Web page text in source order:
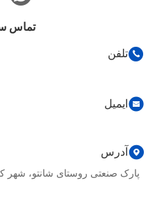
تماس
تلفن
ایمیل
آدرس
پارک صنعتی روستای شانتو، شهر